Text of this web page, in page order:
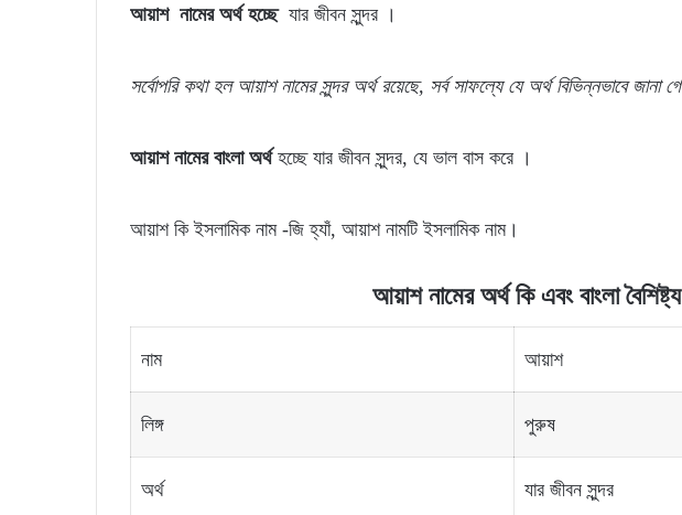
আয়াশ নামের অর্থ হচ্ছে যার জীবন সুন্দর ।
সর্বোপরি কথা হল আয়াশনামের সুন্দর অর্থরয়েছে, সর্বসাফল্যেযে অর্থবিভিন্নভাবে জানা
আয়াশ নামের বাংলা অর্থহচ্ছে যার জীবন সুন্দর, যে ভাল বাস করে ।
আয়াশ কি ইসলামিক নাম -জি হ্যাঁ, আয়াশ নামটি ইসলামিক নাম।
আয়াশ নামের অর্থ কি এবং বাংলা বৈশিষ্ট্য
নাম আয়াশ
লিঙ্গ পুরুষ
অর্থ যার জীবন সুন্দর